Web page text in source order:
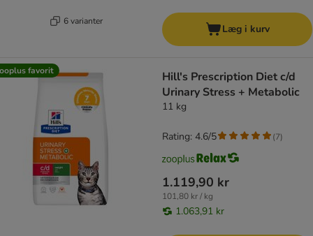
6 varianter
Læg i kurv
favorit
Hill's Prescription Diet c/d
Urinary Stress + Metabolic
11 kg
1.119,90 kr
101,80 kr / kg
1.063,91 kr
Rating: 4.6/5 (7)